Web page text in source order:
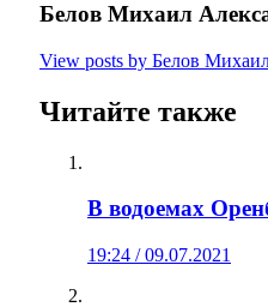
Белов Михаил
View posts by Белов
Читайте также
В водоемах
19:24 / 09.07.2021